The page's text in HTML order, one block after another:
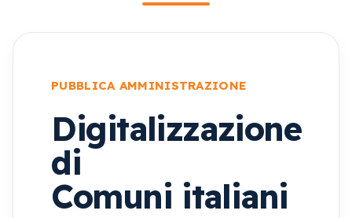
Inizia a digitare per visualizzare le pagine consigliate.
PUBBLICA AMMINISTRAZIONE
Digitalizzazione
di
Comuni italiani